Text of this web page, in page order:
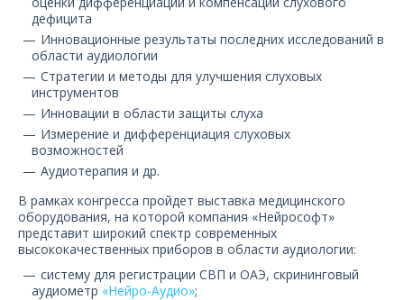
дефицита
Инновационные результаты последних исследований в
области аудиологии
Стратегии и методы для улучшения слуховых
инструментов
Инновации в области защиты слуха
Измерение и дифференциация слуховых
возможностей
Аудиотерапия и др.
В рамках конгресса пройдет выставка медицинского
оборудования, на которой компания «Нейрософт»
представит широкий спектр современных
высококачественных приборов в области аудиологии:
систему для регистрации СВП и ОАЭ, скрининговый
аудиометр «Нейро-Аудио»;